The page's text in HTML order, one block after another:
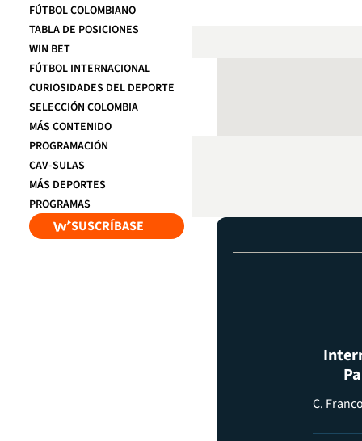
FÚTBOL COLOMBIANO
TABLA DE POSICIONES
WIN BET
FÚTBOL INTERNACIONAL
CURIOSIDADES DEL DEPORTE
SELECCIÓN COLOMBIA
MÁS CONTENIDO
PROGRAMACIÓN
CAV-SULAS
MÁS DEPORTES
PROGRAMAS
SUSCRÍBASE
C. Franco